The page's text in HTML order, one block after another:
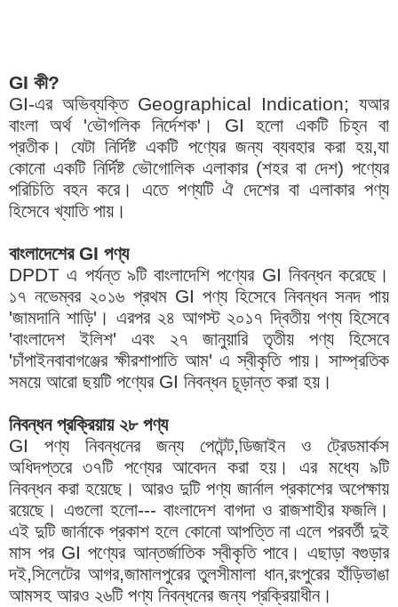
GI কী?
GI-এর অভিব্যক্তি Geographical Indication; যআর
বাংলা অর্থ 'ভৌগলিক নির্দেশক'। GI হলো একটি চিহ্ন বা
প্রতীক। যেটা নির্দিষ্ট একটি পণ্যের জন্য ব্যবহার করা হয়,যা
কোনো একটি নির্দিষ্ট ভৌগোলিক এলাকার (শহর বা দেশ) পণ্যের
পরিচিতি বহন করে। এতে পণ্যটি ঐ দেশের বা এলাকার পণ্য
হিসেবে খ্যাতি পায়।
বাংলাদেশের GI পণ্য
DPDT এ পর্যন্ত ৯টি বাংলাদেশি পণ্যের GI নিবন্ধন করেছে।
১৭ নভেম্বর ২০১৬ প্রথম GI পণ্য হিসেবে নিবন্ধন সনদ পায়
'জামদানি শাড়ি'। এরপর ২৪ আগস্ট ২০১৭ দ্বিতীয় পণ্য হিসেবে
'বাংলাদেশ ইলিশ' এবং ২৭ জানুয়ারি তৃতীয় পণ্য হিসেবে
'চাঁপাইনবাবাগঞ্জের ক্ষীরশাপাতি আম' এ স্বীকৃতি পায়। সাম্প্রতিক
সময়ে আরো ছয়টি পণ্যের GI নিবন্ধন চূড়ান্ত করা হয়।
নিবন্ধন প্রক্রিয়ায় ২৮ পণ্য
GI পণ্য নিবন্ধনের জন্য পেটেন্ট,ডিজাইন ও ট্রেডমার্কস
অধিদপ্তরে ৩৭টি পণ্যের আবেদন করা হয়। এর মধ্যে ৯টি
নিবন্ধন করা হয়েছে। আরও দুটি পণ্য জার্নাল প্রকাশের অপেক্ষায়
রয়েছে। এগুলো হলো--- বাংলাদেশ বাগদা ও রাজশাহীর ফজলি।
এই দুটি জার্নাকে প্রকাশ হলে কোনো আপত্তি না এলে পরবর্তী দুই
মাস পর GI পণ্যের আন্তর্জাতিক স্বীকৃতি পাবে। এছাড়া বগুড়ার
দই,সিলেটের আগর,জামালপুরের তুলসীমালা ধান,রংপুরের হাঁড়িভাঙা
আমসহ আরও ২৬টি পণ্য নিবন্ধনের জন্য প্রক্রিয়াধীন।